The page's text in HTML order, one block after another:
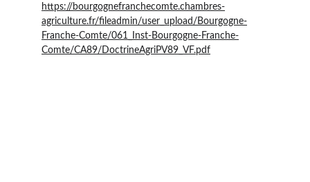
https://bourgognefranchecomte.chambres-
agriculture.fr/fileadmin/user_upload/Bourgogne-
Franche-Comte/061_Inst-Bourgogne-Franche-
Comte/CA89/DoctrineAgriPV89_VF.pdf